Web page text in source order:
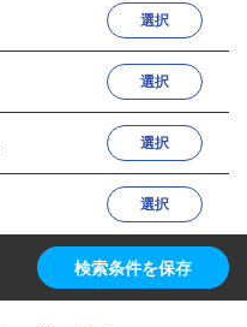
選択
選択
選択
選択
検索条件を保存